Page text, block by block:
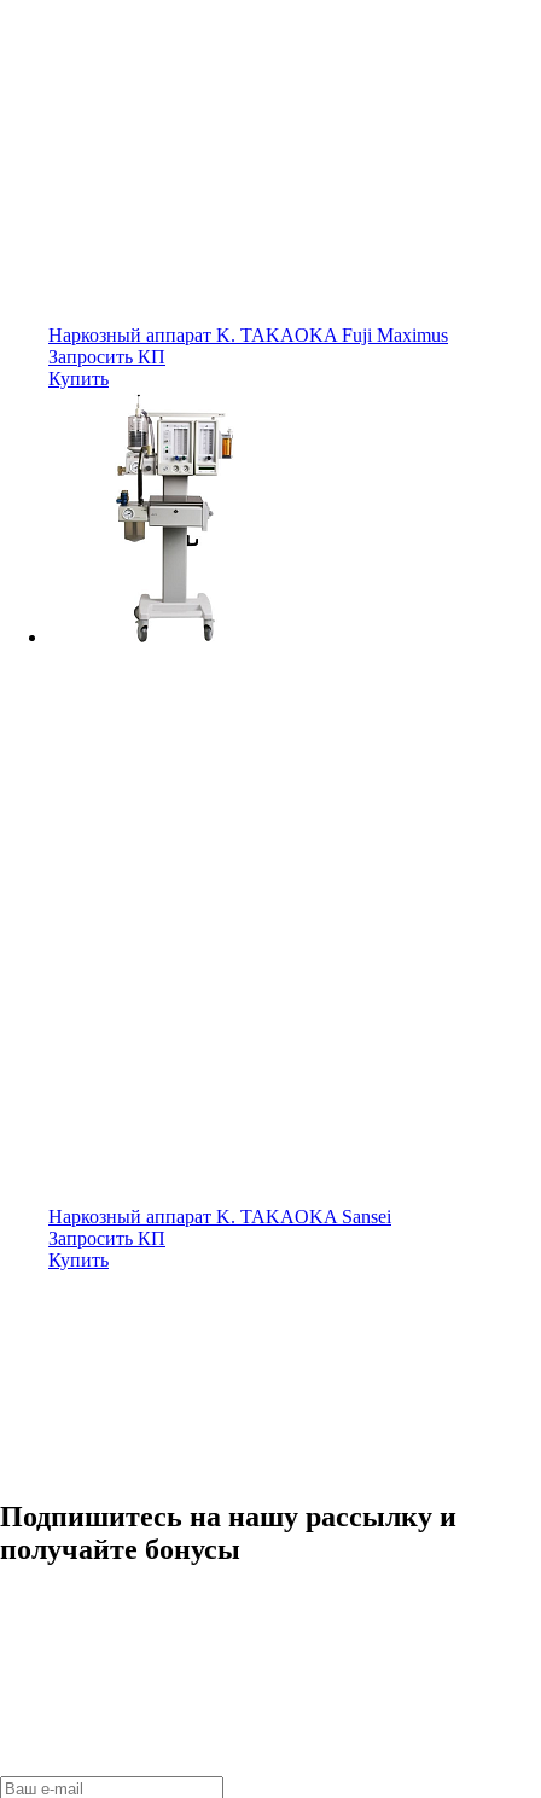
Наркозный аппарат K. TAKAOKA Fuji Maximus
Запросить КП
Купить
Наркозный аппарат K. TAKAOKA Sansei
Запросить КП
Купить
Подпишитесь на нашу рассылку и
получайте бонусы